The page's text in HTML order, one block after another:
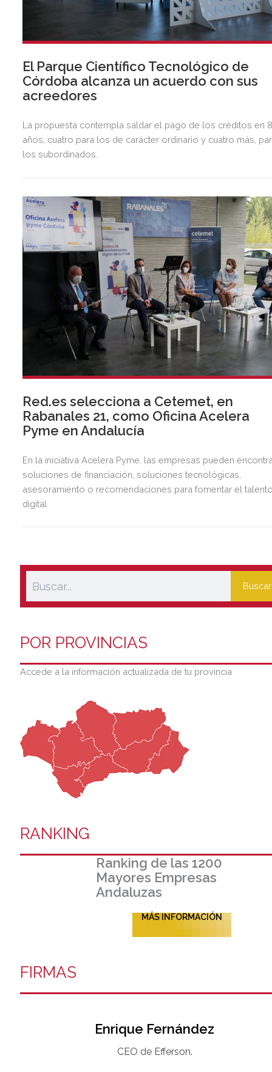
El Parque Científico Tecnológico de
Córdoba alcanza un acuerdo con sus
acreedores
La propuesta contempla saldar el pago de los créditos en
años, cuatro para los de carácter ordinario y cuatro más,
los subordinados.
Red.es selecciona a Cetemet, en
Rabanales 21, como Oficina Acelera
Pyme en Andalucía
En la iniciativa Acelera Pyme, las empresas pueden
soluciones de financiación, soluciones tecnológicas,
asesoramiento o recomendaciones para fomentar el
digital.
Buscar
POR PROVINCIAS
Accede a la información actualizada de tu provincia
RANKING
Ranking de las 1200
Mayores Empresas
Andaluzas
MÁS INFORMACIÓN
FIRMAS
Enrique Fernández
CEO de Efferson.